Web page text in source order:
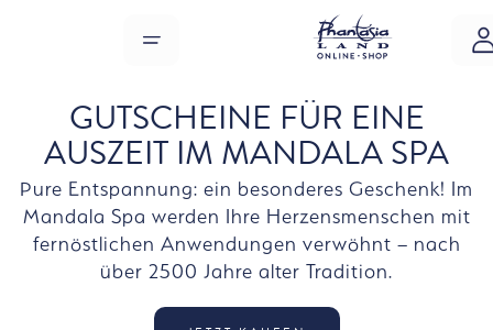
MENÜ
GUTSCHEINE FÜR EINE
AUSZEIT IM MANDALA SPA
Pure Entspannung: ein besonderes Geschenk! Im
Mandala Spa werden Ihre Herzensmenschen mit
fernöstlichen Anwendungen verwöhnt – nach
über 2500 Jahre alter Tradition.